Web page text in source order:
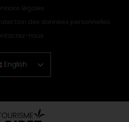
légales
des données personnelles
nous
English
Chinese